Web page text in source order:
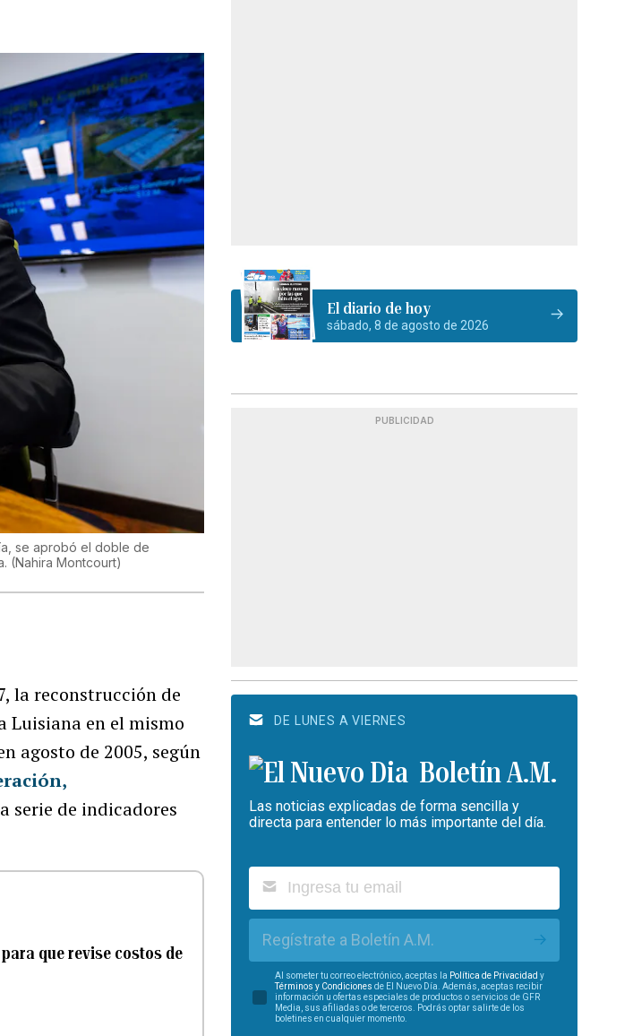
se aprobó el doble de
(Nahira Montcourt)
la reconstrucción de
Luisiana en el mismo
agosto de 2005, según
serie de indicadores
para que revise costos de
El diario de hoy
sábado, 8 de agosto de 2026
PUBLICIDAD
DE LUNES A VIERNES
Boletín A.M.
Las noticias explicadas de forma sencilla y
directa para entender lo más importante del día.
Regístrate a Boletín A.M.
Al someter tu correo electrónico, aceptas la Política de Privacidad y
Términos y Condiciones de El Nuevo Día. Además, aceptas recibir
información u ofertas especiales de productos o servicios de GFR
Media, sus afiliadas o de terceros. Podrás optar salirte de los
boletines en cualquier momento.